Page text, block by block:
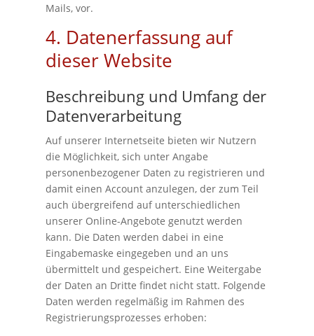
Mails, vor.
4. Datenerfassung auf
dieser Website
Beschreibung und Umfang der
Datenverarbeitung
Auf unserer Internetseite bieten wir Nutzern
die Möglichkeit, sich unter Angabe
personenbezogener Daten zu registrieren und
damit einen Account anzulegen, der zum Teil
auch übergreifend auf unterschiedlichen
unserer Online-Angebote genutzt werden
kann. Die Daten werden dabei in eine
Eingabemaske eingegeben und an uns
übermittelt und gespeichert. Eine Weitergabe
der Daten an Dritte findet nicht statt. Folgende
Daten werden regelmäßig im Rahmen des
Registrierungsprozesses erhoben: